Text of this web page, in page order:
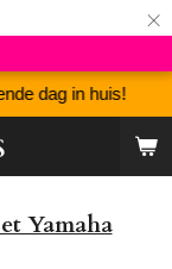
×
dag in huis!
Yamaha